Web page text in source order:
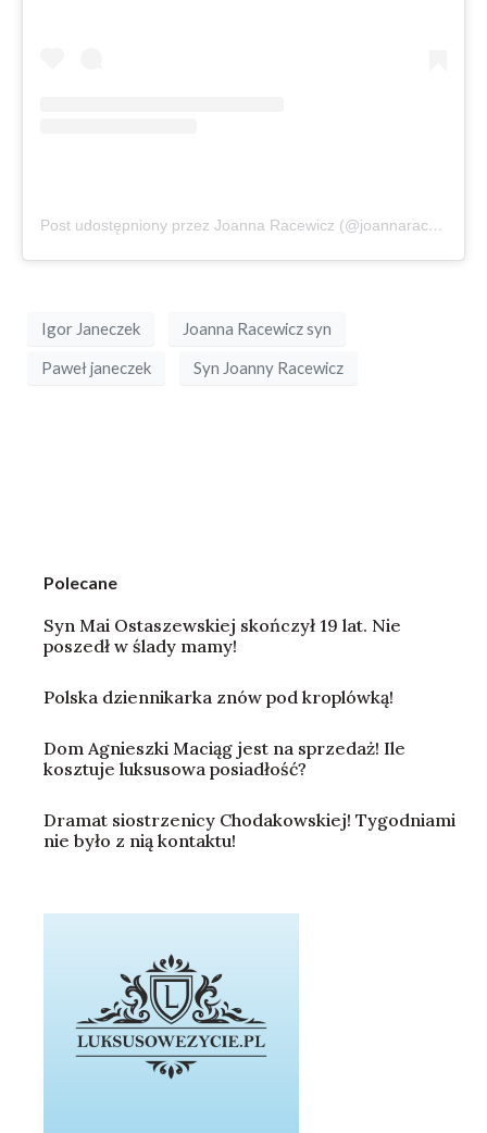
Post udostępniony przez Joanna Racewicz (@joannaracewicz)
Igor Janeczek Joanna Racewicz syn
Paweł janeczek Syn Joanny Racewicz
Polecane
Syn Mai Ostaszewskiej skończył 19 lat. Nie
poszedł w ślady mamy!
Polska dziennikarka znów pod kroplówką!
Dom Agnieszki Maciąg jest na sprzedaż! Ile
kosztuje luksusowa posiadłość?
Dramat siostrzenicy Chodakowskiej! Tygodniami
nie było z nią kontaktu!